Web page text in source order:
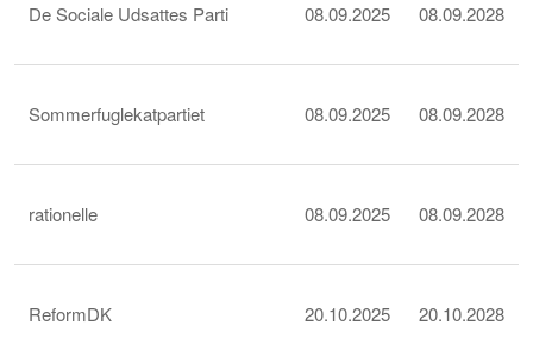
De Sociale Udsattes Parti 08.09.2025 08.09.2028
Sommerfuglekatpartiet 08.09.2025 08.09.2028
rationelle 08.09.2025 08.09.2028
ReformDK 20.10.2025 20.10.2028